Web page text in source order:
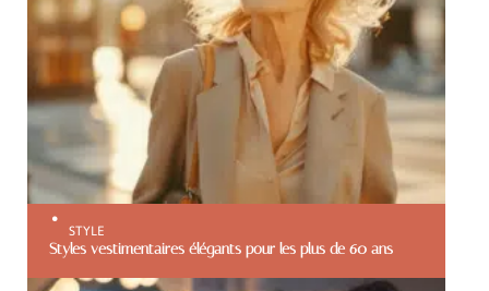
STYLE
Styles vestimentaires élégants pour les plus de 60 ans